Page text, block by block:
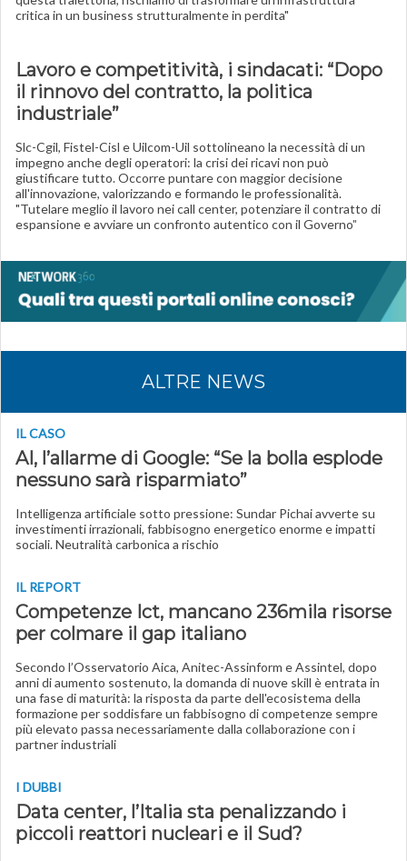
critica in un business strutturalmente in perdita"
Lavoro e competitività, i sindacati: “Dopo
il rinnovo del contratto, la politica
industriale”
Slc-Cgil, Fistel-Cisl e Uilcom-Uil sottolineano la necessità di un
impegno anche degli operatori: la crisi dei ricavi non può
giustificare tutto. Occorre puntare con maggior decisione
all'innovazione, valorizzando e formando le professionalità.
"Tutelare meglio il lavoro nei call center, potenziare il contratto di
espansione e avviare un confronto autentico con il Governo"
ALTRE NEWS
IL CASO
AI, l’allarme di Google: “Se la bolla esplode
nessuno sarà risparmiato”
Intelligenza artificiale sotto pressione: Sundar Pichai avverte su
investimenti irrazionali, fabbisogno energetico enorme e impatti
sociali. Neutralità carbonica a rischio
IL REPORT
Competenze Ict, mancano 236mila risorse
per colmare il gap italiano
Secondo l’Osservatorio Aica, Anitec-Assinform e Assintel, dopo
anni di aumento sostenuto, la domanda di nuove skill è entrata in
una fase di maturità: la risposta da parte dell'ecosistema della
formazione per soddisfare un fabbisogno di competenze sempre
più elevato passa necessariamente dalla collaborazione con i
partner industriali
I DUBBI
Data center, l’Italia sta penalizzando i
piccoli reattori nucleari e il Sud?